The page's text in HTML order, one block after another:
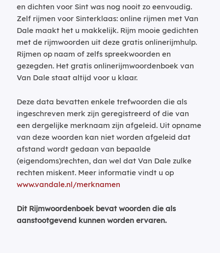
en dichten voor Sint was nog nooit zo eenvoudig.
Zelf rijmen voor Sinterklaas: online rijmen met Van
Dale maakt het u makkelijk. Rijm mooie gedichten
met de rijmwoorden uit deze gratis onlinerijmhulp.
Rijmen op naam of zelfs spreekwoorden en
gezegden. Het gratis onlinerijmwoordenboek van
Van Dale staat altijd voor u klaar.
Deze data bevatten enkele trefwoorden die als
ingeschreven merk zijn geregistreerd of die van
een dergelijke merknaam zijn afgeleid. Uit opname
van deze woorden kan niet worden afgeleid dat
afstand wordt gedaan van bepaalde
(eigendoms)rechten, dan wel dat Van Dale zulke
rechten miskent. Meer informatie vindt u op
www.vandale.nl/merknamen
Dit Rijmwoordenboek bevat woorden die als
aanstootgevend kunnen worden ervaren.